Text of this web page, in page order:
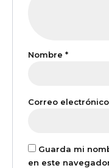
Nombre*
Correo
Guarda mi
en este